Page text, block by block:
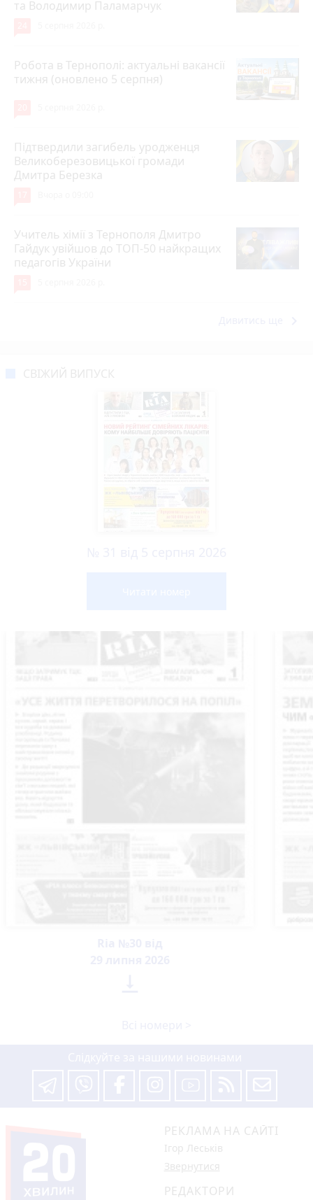
та Володимир Паламарчук
Робота в Тернополі: актуальні вакансії
тижня (оновлено 5 серпня)
Підтвердили загибель уродженця
Великоберезовицької громади
Дмитра Березка
Учитель хімії з Тернополя Дмитро
Гайдук увійшов до ТОП-50 найкращих
педагогів України
РЕКЛАМА НА САЙТІ
Ігор Леськів
Звернутися
РЕДАКТОРИ